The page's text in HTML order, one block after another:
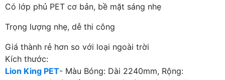
Có lớp phủ PET cơ bản, bề mặt sáng nhẹ
Trọng lượng nhẹ, dễ thi công
Giá thành rẻ hơn so với loại ngoài trời
Kích thước:
Lion King PET- Màu Bóng: Dài 2240mm, Rộng: